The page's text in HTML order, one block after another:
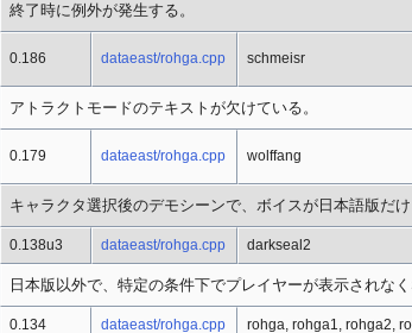
終了時に例外が発生する。
0.186 dataeast/rohga.cpp schmeisr
アトラクトモードのテキストが欠けている。
0.179 dataeast/rohga.cpp wolffang
キャラクタ選択後のデモシーンで、ボイスが日本語版だけ
0.138u3 dataeast/rohga.cpp darkseal2
日本版以外で、特定の条件下でプレイヤーが表示されなく
0.134 dataeast/rohga.cpp rohga, rohga1, rohga2,